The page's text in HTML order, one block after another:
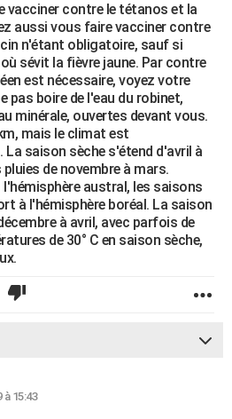
vacciner contre le tétanos et la
aussi vous faire vacciner contre
n'étant obligatoire, sauf si
sévit la fièvre jaune. Par contre
est nécessaire, voyez votre
pas boire de l'eau du robinet,
minérale, ouvertes devant vous.
mais le climat est
saison sèche s'étend d'avril à
de novembre à mars.
austral, les saisons
à l'hémisphère boréal. La saison
à avril, avec parfois de
de 30° C en saison sèche,
15:43